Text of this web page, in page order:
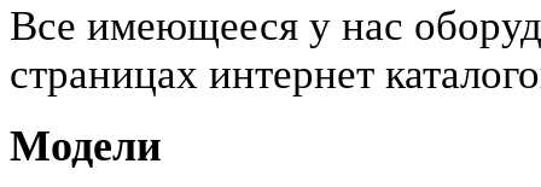
Все имеющееся у нас
страницах интернет
Модели